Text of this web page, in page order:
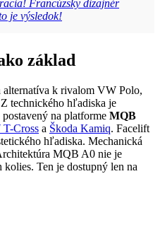
Francúzsky dizajnér
je výsledok!
základ
alternatíva k rivalom VW Polo,
technického hľadiska je
na platforme MQB
Cross a Škoda Kamiq. Facelift
hľadiska. Mechanická
MQB A0 nie je
Ten je dostupný len na